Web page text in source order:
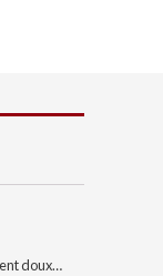
doux…